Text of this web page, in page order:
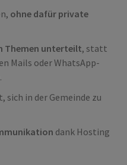
ohne dafür private
Themen unterteilt, statt
Mails oder WhatsApp-
sich in der Gemeinde zu
dank Hosting